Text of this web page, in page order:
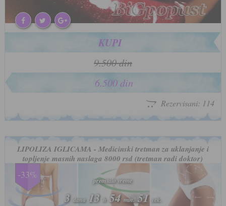
KUPI
9.500 din
6.500 din
Rezervisani: 114
LIPOLIZA IGLICAMA - Medicinski tretman za uklanjanje i
topljenje masnih naslaga 8000 rsd (tretman radi doktor)
-33%
preostalo vreme
3 dana 13 h 54min. 48 sek.
preostalo vreme
3 dana 13 h 54min. 48 sek.